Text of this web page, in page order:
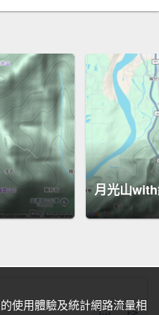
月光山
使用體驗及統計網路流量相